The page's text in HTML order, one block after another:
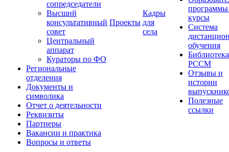
сопредседатели
Высший
консультативный
совет
Центральный
аппарат
Кураторы по ФО
Региональные
отделения
Документы и
символика
Отчет о деятельности
Реквизиты
Партнеры
Вакансии и практика
Вопросы и ответы
Проекты
Кадры
для
села
курсы
Система
обучения
Библиотека
РССМ
Отзывы и
истории
Полезные
ссылки